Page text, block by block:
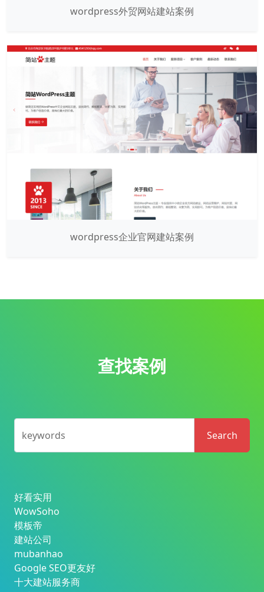
wordpress外贸网站建站案例
wordpress企业官网建站案例
查找案例
keywords Search
好看实用
WowSoho
模板帝
建站公司
mubanhao
Google SEO更友好
十大建站服务商